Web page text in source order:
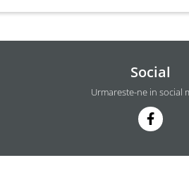
Social
Urmareste-ne in social